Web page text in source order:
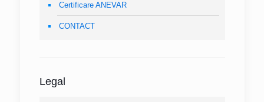
Certificare ANEVAR
CONTACT
Legal